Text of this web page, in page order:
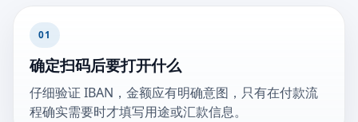
01
确定扫码后要打开什么
仔细验证 IBAN，金额应有明确意图，只有在付款流
程确实需要时才填写用途或汇款信息。